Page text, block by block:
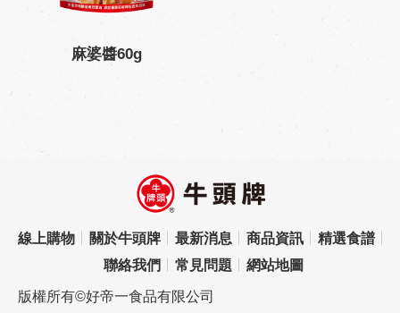
麻婆醬60g
線上購物 關於牛頭牌 最新消息 商品資訊
精選食譜
聯絡我們
常見問題 網站地圖
版權所有©好帝一食品有限公司